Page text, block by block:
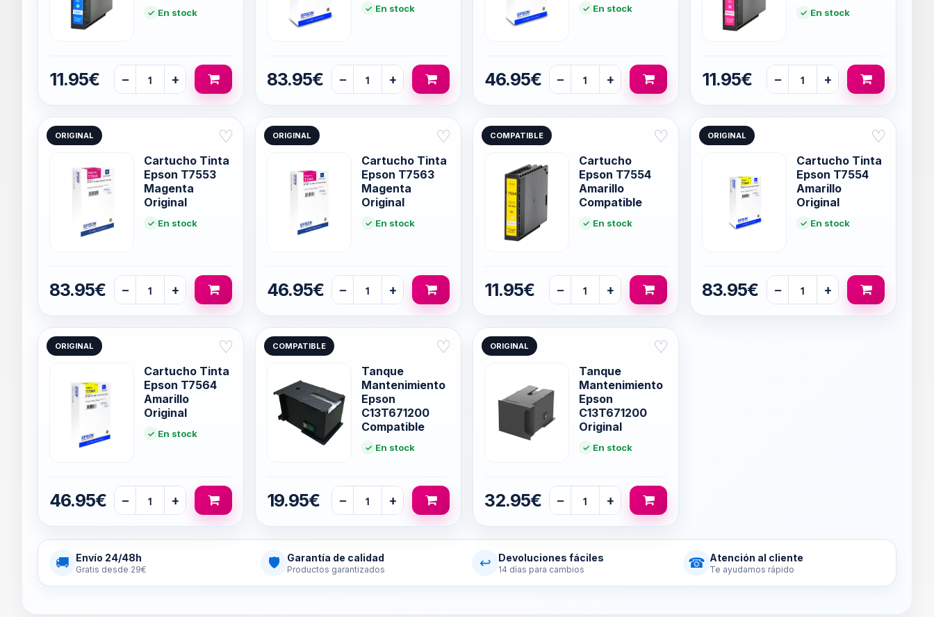
En stock
11.95€ − +
En stock
83.95€ − +
En stock
46.95€ − +
En stock
11.95€ − +
ORIGINAL ♡
Cartucho Tinta
Epson T7553
Magenta
Original
En stock
83.95€ − +
ORIGINAL ♡
Cartucho Tinta
Epson T7563
Magenta
Original
En stock
46.95€ − +
COMPATIBLE ♡
Cartucho
Epson T7554
Amarillo
Compatible
En stock
11.95€ − +
ORIGINAL ♡
Cartucho Tinta
Epson T7554
Amarillo
Original
En stock
83.95€ − +
ORIGINAL ♡
Cartucho Tinta
Epson T7564
Amarillo
Original
En stock
46.95€ − +
COMPATIBLE ♡
Tanque
Mantenimiento
Epson
C13T671200
Compatible
En stock
19.95€ − +
ORIGINAL ♡
Tanque
Mantenimiento
Epson
C13T671200
Original
En stock
32.95€ − +
🚚 Envío 24/48h
Gratis desde 29€ 🛡 Garantía de calidad
Productos garantizados ↩ Devoluciones fáciles
14 días para cambios ☎ Atención al cliente
Te ayudamos rápido